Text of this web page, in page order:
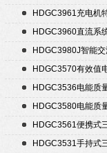
试仪
HDGC3961充电机
HDGC3960直流系
HDGC3980J智能
HDGC3570有效值
HDGC3536电能质
置
HDGC3580电能质
HDGC3561便携式
析仪
HDGC3531手持式